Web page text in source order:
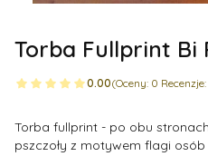
Torba Fullprint Bi
0.00(Oceny: 0
Torba fullprint - po obu
pszczoły z motywem flagi